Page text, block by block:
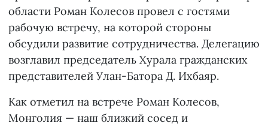
области Роман Колесов провел с гостями
рабочую встречу, на которой стороны
обсудили развитие сотрудничества. Делегацию
возглавил председатель Хурала гражданских
представителей Улан-Батора Д. Ихбаяр.
Как отметил на встрече Роман Колесов,
Монголия — наш близкий сосед и